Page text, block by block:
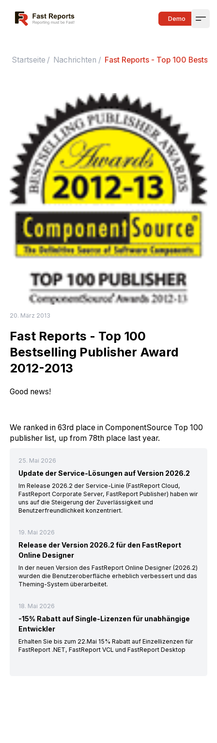
Fast Reports Demo
Startseite / Nachrichten / Fast Reports - Top 100
20. März 2013
Fast Reports - Top 100
Bestselling Publisher Award
2012-2013
Good news!
We ranked in 63rd place in ComponentSource Top 100
publisher list, up from 78th place last year.
25. Mai 2026
Update der Service-Lösungen auf Version 2026.2
Im Release 2026.2 der Service-Linie (FastReport Cloud,
FastReport Corporate Server, FastReport Publisher) haben wir
uns auf die Steigerung der Zuverlässigkeit und
Benutzerfreundlichkeit konzentriert.
19. Mai 2026
Release der Version 2026.2 für den FastReport
Online Designer
In der neuen Version des FastReport Online Designer (2026.2)
wurden die Benutzeroberfläche erheblich verbessert und das
Theming-System überarbeitet.
18. Mai 2026
-15% Rabatt auf Single-Lizenzen für unabhängige
Entwickler
Erhalten Sie bis zum 22.Mai 15% Rabatt auf Einzellizenzen für
FastReport .NET, FastReport VCL und FastReport Desktop